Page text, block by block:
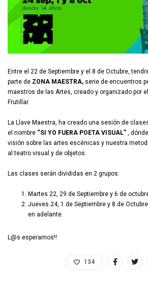
Entre el 22 de Septiembre y el 8 de Octubre,
parte de ZONA MAESTRA, serie de encuentros
maestros de las Artes, creado y organizado por
Frutillar.
La Llave Maestra, ha creado una sesión de
el nombre “SI YO FUERA POETA VISUAL” ,
visión sobre las artes escénicas y nuestra
al teatro visual y de objetos.
Las clases serán divididas en 2 grupos:
Martes 22, 29 de Septiembre y 6 de
Jueves 24, 1 de Septiembre y 8 de
en adelante.
L@s esperamos!!
134